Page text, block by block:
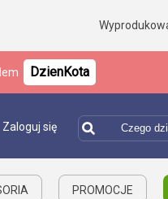
DzienKota
Zaloguj się
PROMOCJE